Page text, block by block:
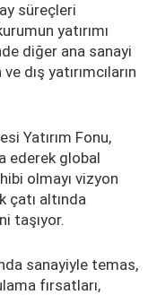
süreçleri
yatırımı
diğer ana sanayi
dış yatırımcıların
Yatırım Fonu,
ederek global
olmayı vizyon
çatı altında
taşıyor.
sanayiyle temas,
fırsatları,